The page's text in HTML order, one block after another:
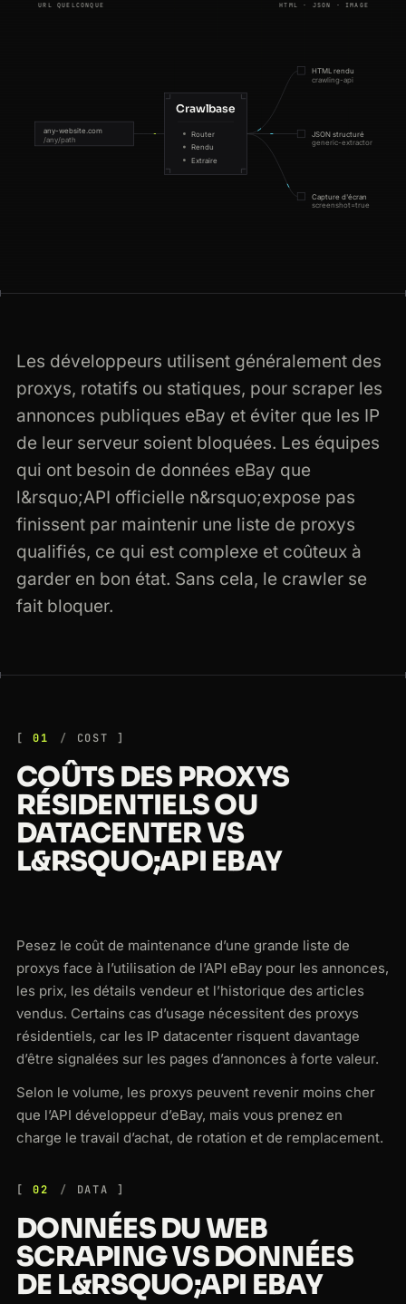
URL QUELCONQUE HTML · JSON · IMAGE
any-website.com
/any/path
Crawlbase
Router
Rendu
Extraire
HTML rendu
JSON structuré
Capture d'écran
crawling-api
generic-extractor
screenshot=true
Les développeurs utilisent généralement des
proxys, rotatifs ou statiques, pour scraper les
annonces publiques eBay et éviter que les IP
de leur serveur soient bloquées. Les équipes
qui ont besoin de données eBay que
l&rsquo;API officielle n&rsquo;expose pas
finissent par maintenir une liste de proxys
qualifiés, ce qui est complexe et coûteux à
garder en bon état. Sans cela, le crawler se
fait bloquer.
01 COST
COÛTS DES PROXYS
RÉSIDENTIELS OU
DATACENTER VS
L&RSQUO;API EBAY
Pesez le coût de maintenance d’une grande liste de
proxys face à l’utilisation de l’API eBay pour les annonces,
les prix, les détails vendeur et l’historique des articles
vendus. Certains cas d’usage nécessitent des proxys
résidentiels, car les IP datacenter risquent davantage
d’être signalées sur les pages d’annonces à forte valeur.
Selon le volume, les proxys peuvent revenir moins cher
que l’API développeur d’eBay, mais vous prenez en
charge le travail d’achat, de rotation et de remplacement.
02 DATA
DONNÉES DU WEB
SCRAPING VS DONNÉES
DE L&RSQUO;API EBAY